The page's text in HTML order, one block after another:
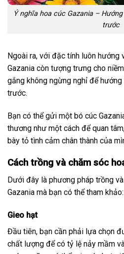
Ý nghĩa hoa cúc Gazania –
trước
Ngoài ra, với đặc tính luôn hướng
Gazania còn tượng trưng cho
gắng không ngừng nghỉ để
trước.
Bạn có thể gửi một bó cúc
thương như một cách để quan
bày tỏ tình cảm chân thành của
Cách trồng và chăm sóc
Dưới đây là phương pháp trồng
Gazania mà bạn có thể tham khảo:
Gieo hạt
Đầu tiên, bạn cần phải lựa chọn
chất lượng để có tỷ lệ nảy mầm